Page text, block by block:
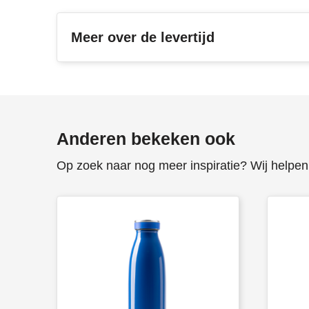
Meer over de levertijd
Anderen bekeken ook
Op zoek naar nog meer inspiratie? Wij